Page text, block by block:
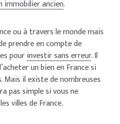
immobilier ancien.
ou à travers le monde mais
prendre en compte de
pourinvestir sans erreur. Il
un bien en France si
Mais il existe de nombreuses
pas simple si vous ne
villes de France.